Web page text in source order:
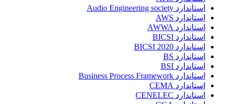
استاندارد Audio Engineering society
استاندارد AWS
استاندارد AWWA
استاندارد BICSI
استاندارد BICSI 2020
استاندارد BS
استاندارد BSI
استاندارد Business Process Framework
استاندارد CEMA
استاندارد CENELEC